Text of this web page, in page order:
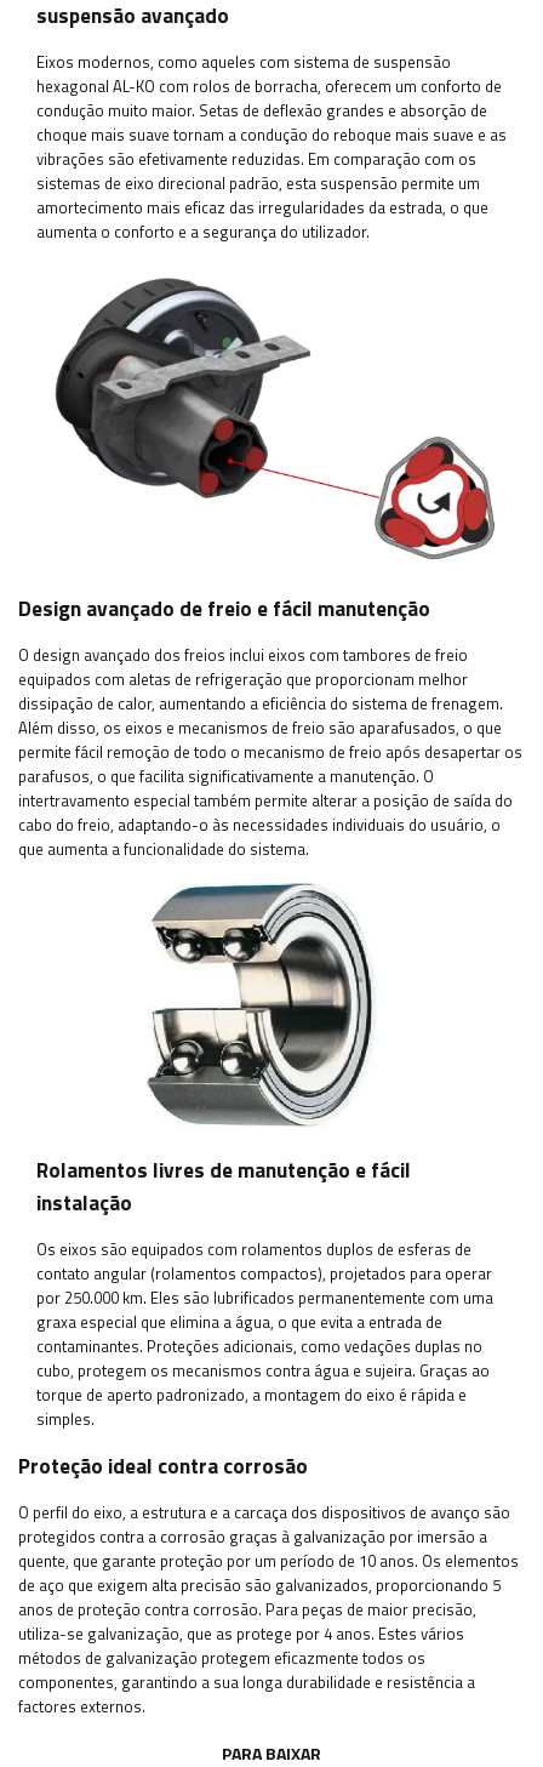
suspensão avançado
Eixos modernos, como aqueles com sistema de suspensão
hexagonal AL-KO com rolos de borracha, oferecem um conforto de
condução muito maior. Setas de deflexão grandes e absorção de
choque mais suave tornam a condução do reboque mais suave e as
vibrações são efetivamente reduzidas. Em comparação com os
sistemas de eixo direcional padrão, esta suspensão permite um
amortecimento mais eficaz das irregularidades da estrada, o que
aumenta o conforto e a segurança do utilizador.
Design avançado de freio e fácil manutenção
O design avançado dos freios inclui eixos com tambores de freio
equipados com aletas de refrigeração que proporcionam melhor
dissipação de calor, aumentando a eficiência do sistema de frenagem.
Além disso, os eixos e mecanismos de freio são aparafusados, o que
permite fácil remoção de todo o mecanismo de freio após desapertar os
parafusos, o que facilita significativamente a manutenção. O
intertravamento especial também permite alterar a posição de saída do
cabo do freio, adaptando-o às necessidades individuais do usuário, o
que aumenta a funcionalidade do sistema.
Rolamentos livres de manutenção e fácil
instalação
Os eixos são equipados com rolamentos duplos de esferas de
contato angular (rolamentos compactos), projetados para operar
por 250.000 km. Eles são lubrificados permanentemente com uma
graxa especial que elimina a água, o que evita a entrada de
contaminantes. Proteções adicionais, como vedações duplas no
cubo, protegem os mecanismos contra água e sujeira. Graças ao
torque de aperto padronizado, a montagem do eixo é rápida e
simples.
Proteção ideal contra corrosão
O perfil do eixo, a estrutura e a carcaça dos dispositivos de avanço são
protegidos contra a corrosão graças à galvanização por imersão a
quente, que garante proteção por um período de 10 anos. Os elementos
de aço que exigem alta precisão são galvanizados, proporcionando 5
anos de proteção contra corrosão. Para peças de maior precisão,
utiliza-se galvanização, que as protege por 4 anos. Estes vários
métodos de galvanização protegem eficazmente todos os
componentes, garantindo a sua longa durabilidade e resistência a
factores externos.
PARA BAIXAR